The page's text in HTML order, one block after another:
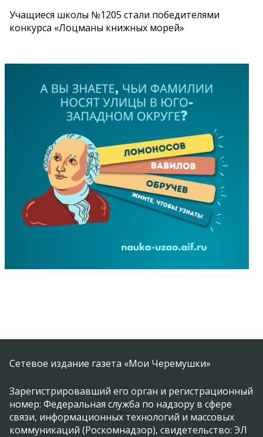
Учащиеся школы №1205 стали победителями
конкурса «Лоцманы книжных морей»
Сетевое издание газета «Мои Черемушки»
Зарегистрировавший его орган и регистрационный
номер: Федеральная служба по надзору в сфере
связи, информационных технологий и массовых
коммуникаций (Роскомнадзор), свидетельство: ЭЛ